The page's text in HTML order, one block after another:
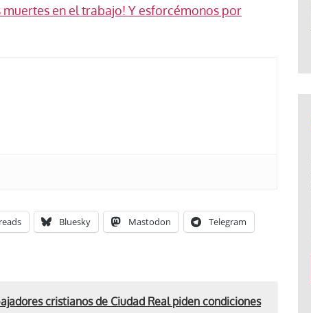
muertes en el trabajo! Y esforcémonos por
Bluesky Mastodon Telegram
cristianos de Ciudad Real piden condiciones
Araceli Caballero